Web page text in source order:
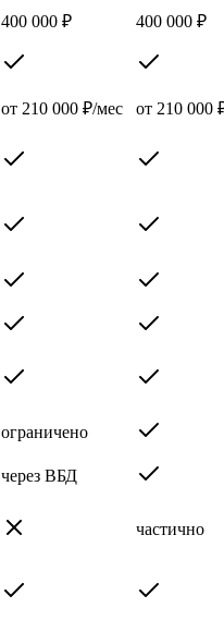
400 000 ₽
400 000 ₽
от 210 000 ₽/мес
от 210 000
ограничено
через ВБД
частично